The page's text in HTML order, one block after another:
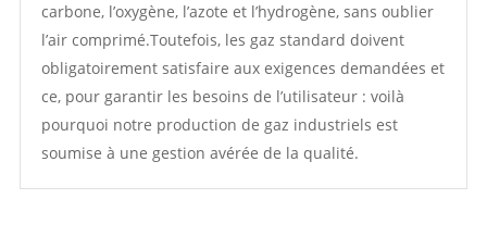
carbone, l’oxygène, l’azote et l’hydrogène, sans oublier
l’air comprimé.Toutefois, les gaz standard doivent
obligatoirement satisfaire aux exigences demandées et
ce, pour garantir les besoins de l’utilisateur : voilà
pourquoi notre production de gaz industriels est
soumise à une gestion avérée de la qualité.